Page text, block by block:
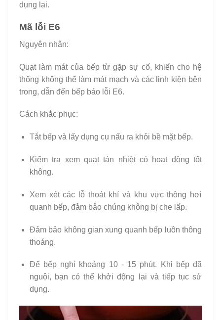
dụng lại.
Mã lỗi E6
Nguyên nhân:
Quạt làm mát của bếp từ gặp sự cố, khiến cho hệ
thống không thể làm mát mạch và các linh kiện bên
trong, dẫn đến bếp báo lỗi E6.
Cách khắc phục:
Tắt bếp và lấy dụng cụ nấu ra khỏi bề mặt bếp.
Kiểm tra xem quạt tản nhiệt có hoạt động tốt
không.
Xem xét các lỗ thoát khí và khu vực thông hơi
quanh bếp, đảm bảo chúng không bị che lấp.
Đảm bảo không gian xung quanh bếp luôn thông
thoáng.
Để bếp nghỉ khoảng 10 - 15 phút. Khi bếp đã
nguội, bạn có thể khởi động lại và tiếp tục sử
dụng.